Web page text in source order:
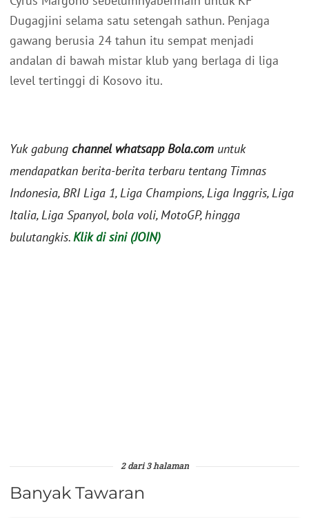
Dugagjini selama satu setengah sathun. Penjaga
gawang berusia 24 tahun itu sempat menjadi
andalan di bawah mistar klub yang berlaga di liga
level tertinggi di Kosovo itu.
Yuk gabung channel whatsapp Bola.com untuk
mendapatkan berita-berita terbaru tentang Timnas
Indonesia, BRI Liga 1, Liga Champions, Liga Inggris, Liga
Italia, Liga Spanyol, bola voli, MotoGP, hingga
bulutangkis.Klik di sini (JOIN)
2 dari 3 halaman
Banyak Tawaran